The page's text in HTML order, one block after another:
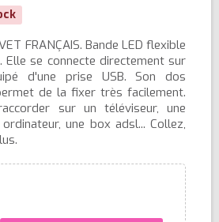
(17 avis)FRANÇAIS. Bande LED flexible
Elle se connecte directement sur
d'une prise USB. Son dos
de la fixer très facilement.
sur un téléviseur, une
une box adsl... Collez,